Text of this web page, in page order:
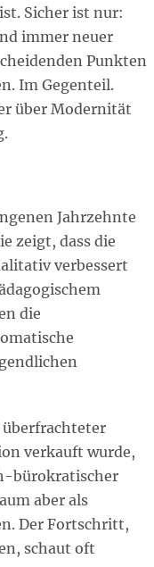
Sicher ist nur:
immer neuer
Punkten
Im Gegenteil.
über Modernität
Jahrzehnte
zeigt, dass die
verbessert
die
verkauft wurde,
bürokratischer
aber als
Der Fortschritt,
schaut oft